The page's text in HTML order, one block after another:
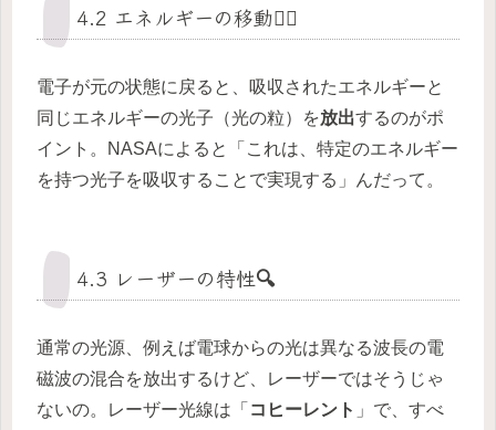
4.2 エネルギーの移動🏃‍♀️
電子が元の状態に戻ると、吸収されたエネルギーと
同じエネルギーの光子（光の粒）を放出するのがポ
イント。NASAによると「これは、特定のエネルギー
を持つ光子を吸収することで実現する」んだって。
4.3 レーザーの特性🔍
通常の光源、例えば電球からの光は異なる波長の電
磁波の混合を放出するけど、レーザーではそうじゃ
ないの。レーザー光線は「 コヒーレント 」で、すべ